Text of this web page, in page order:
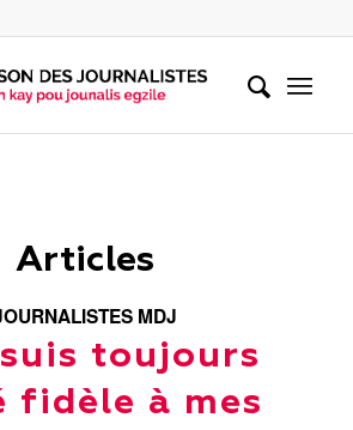
Articles
MDJ
toujours
fidèle à mes